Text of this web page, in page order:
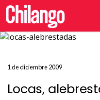
1 de diciembre 2009
Locas,